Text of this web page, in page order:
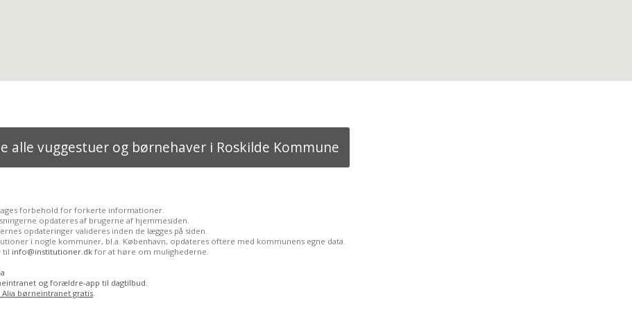
alle vuggestuer og børnehaver i Roskilde Kommune
forbehold for forkerte informationer.
opdateres af brugerne af hjemmesiden.
opdateringer valideres inden de lægges på siden.
i nogle kommuner, bl.a. København, opdateres oftere med kommunens egne data.
til info@institutioner.dk for at høre om mulighederne.
og forældre-app til dagtilbud.
Alia børneintranet gratis